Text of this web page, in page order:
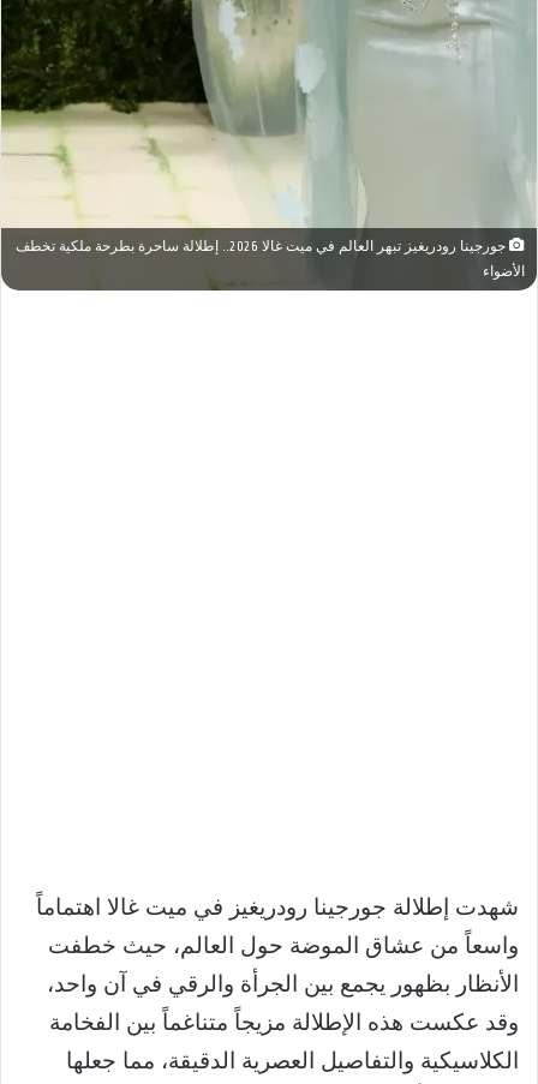
جورجينا رودريغيز تبهر العالم في ميت غالا 2026.. إطلالة ساحرة بطرحة ملكية تخطف
الأضواء
شهدت إطلالة جورجينا رودريغيز في ميت غالا اهتماماً
واسعاً من عشاق الموضة حول العالم، حيث خطفت
الأنظار بظهور يجمع بين الجرأة والرقي في آن واحد،
وقد عكست هذه الإطلالة مزيجاً متناغماً بين الفخامة
الكلاسيكية والتفاصيل العصرية الدقيقة، مما جعلها